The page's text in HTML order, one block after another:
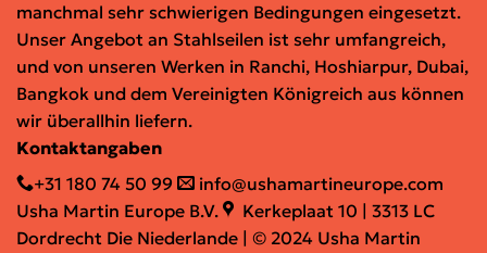
manchmal sehr schwierigen Bedingungen eingesetzt.
Unser Angebot an Stahlseilen ist sehr umfangreich,
und von unseren Werken in Ranchi, Hoshiarpur, Dubai,
Bangkok und dem Vereinigten Königreich aus können
wir überallhin liefern.
Kontaktangaben
+31 180 74 50 99
info@ushamartineurope.com
Usha Martin Europe B.V.
Kerkeplaat 10 | 3313 LC
Dordrecht Die Niederlande | © 2024 Usha Martin